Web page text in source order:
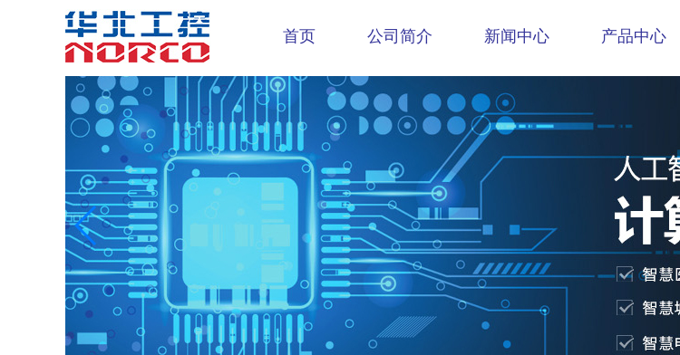
首页 公司简介 新闻中心 产品中心